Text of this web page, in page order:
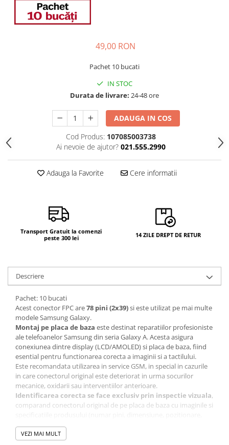
49,00 RON
Pachet 10 bucati
IN STOC
Durata de livrare: 24-48 ore
ADAUGA IN COS
Cod Produs: 107085003738
Ai nevoie de ajutor? 021.555.2990
Adauga la Favorite Cere informatii
Transport Gratuit la comenzi
peste 300 lei
14 ZILE DREPT DE RETUR
Descriere
Pachet: 10 bucati
Acest conector FPC are78 pini (2x39)si este utilizat pe mai multe
modele Samsung Galaxy.
Montaj pe placa de baza este destinat reparatiilor profesioniste
ale telefoanelor Samsung din seria Galaxy A. Acesta asigura
conexiunea dintre display (LCD/AMOLED) si placa de baza, fiind
esential pentru functionarea corecta a imaginii si a tactilului.
Este recomandata utilizarea in service GSM, in special in cazurile
in care conectorul original este deteriorat in urma socurilor
mecanice, oxidarii sau interventiilor anterioare.
Identificarea corecta se face exclusiv prin inspectie vizuala,
comparand conectorul original de pe placa de baza cu imaginile si
forma mecanica).
Desi numarul de pini este identic, pot exista diferente de pas,
VEZI MAI MULT